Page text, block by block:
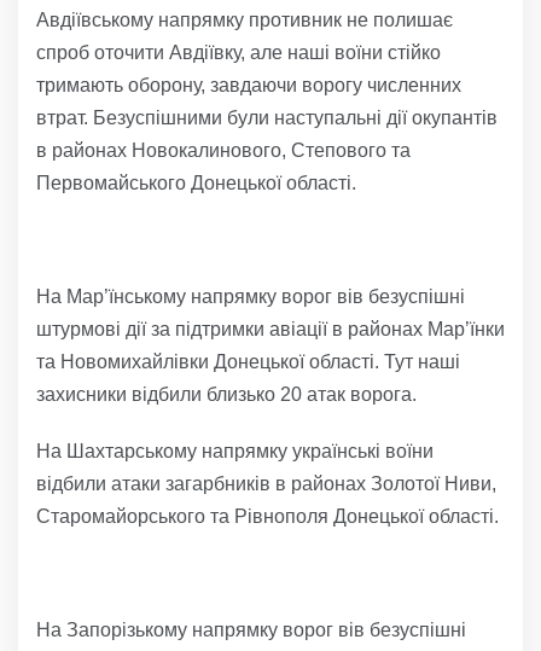
Авдіївському напрямку противник не полишає
спроб оточити Авдіївку, але наші воїни стійко
тримають оборону, завдаючи ворогу численних
втрат. Безуспішними були наступальні дії окупантів
в районах Новокалинового, Степового та
Первомайського Донецької області.
На Мар’їнському напрямку ворог вів безуспішні
штурмові дії за підтримки авіації в районах Мар’їнки
та Новомихайлівки Донецької області. Тут наші
захисники відбили близько 20 атак ворога.
На Шахтарському напрямку українські воїни
відбили атаки загарбників в районах Золотої Ниви,
Старомайорського та Рівнополя Донецької області.
На Запорізькому напрямку ворог вів безуспішні